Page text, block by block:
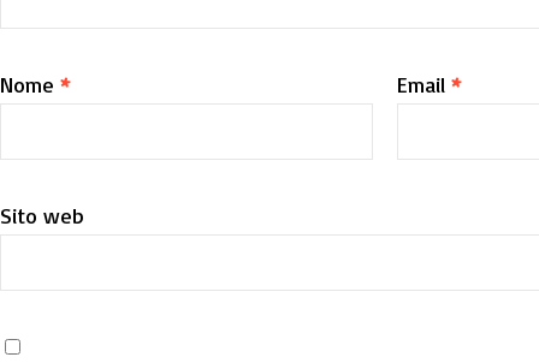
Nome * Email *
Sito web